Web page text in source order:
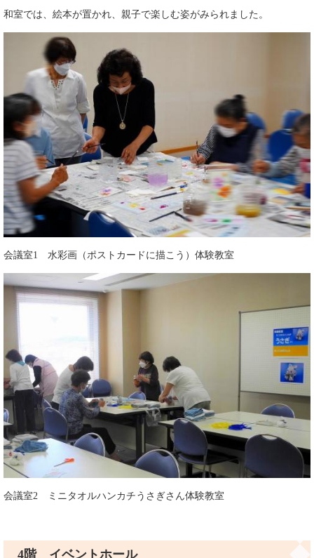
和室では、絵本が置かれ、親子で楽しむ姿がみられました。
会議室1 水彩画（ポストカードに描こう）体験教室
会議室2 ミニタオルハンカチうさぎさん体験教室
4階 イベントホール